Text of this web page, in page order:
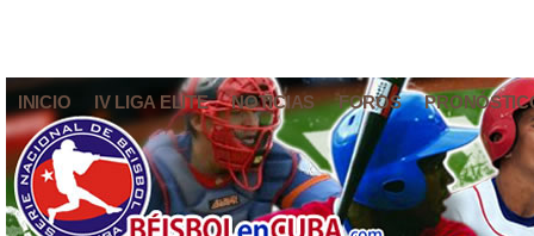
INICIO IV LIGA ELITE NOTICIAS FOROS